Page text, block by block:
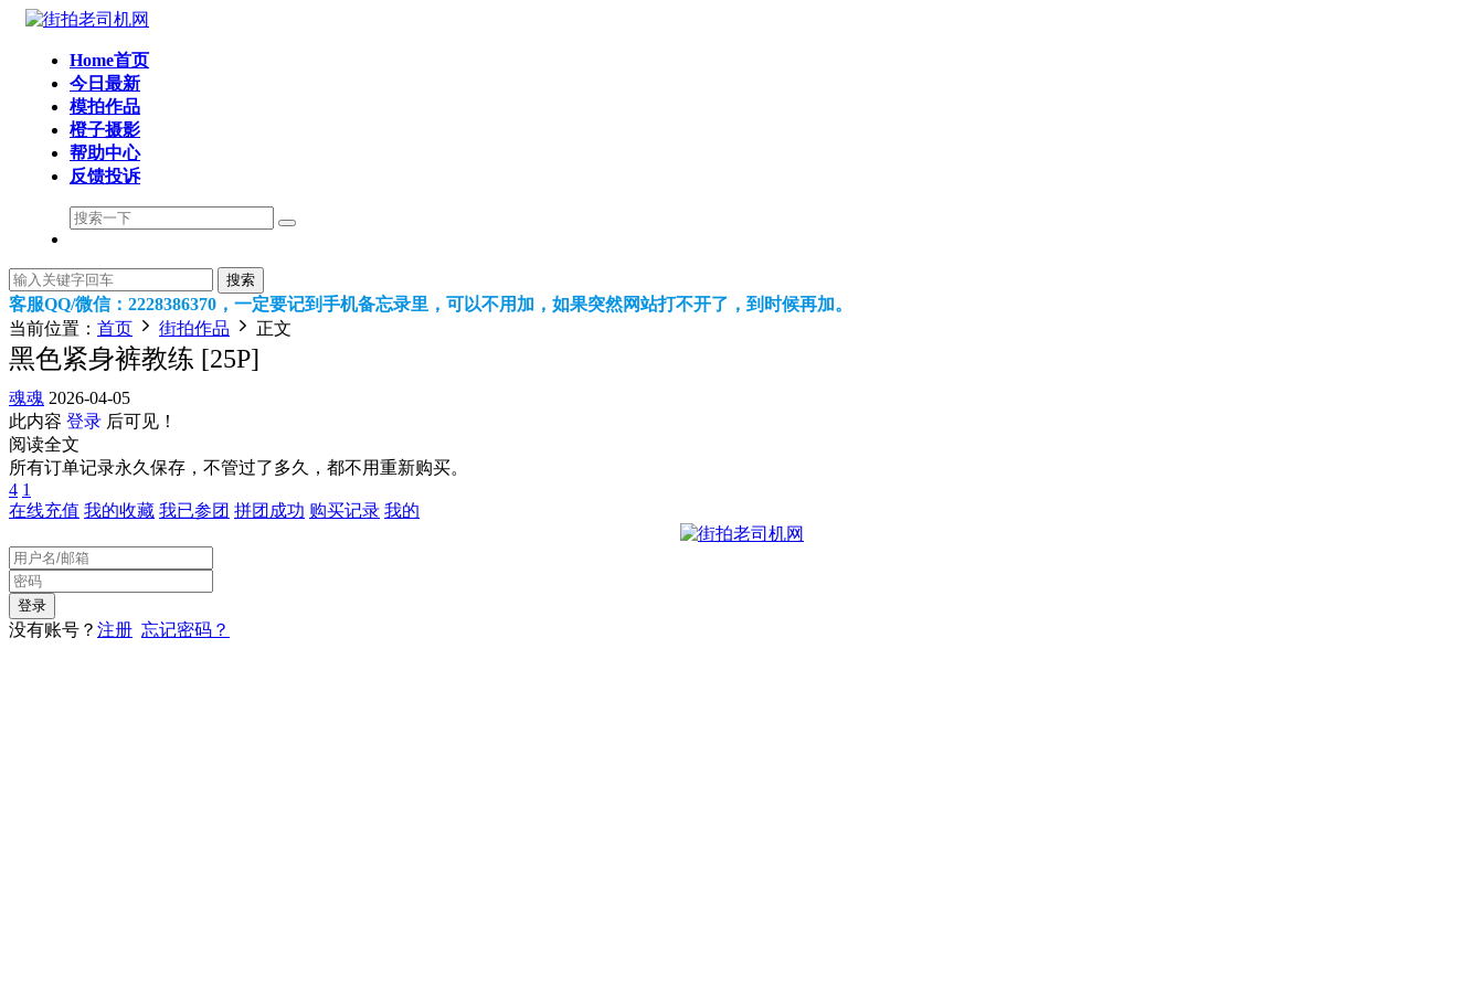
Home首页
今日最新
模拍作品
橙子摄影
帮助中心
反馈投诉
搜索
客服QQ/微信：2228386370，一定要记到手机备忘录里，可以不用加，如果突然网站打不开了，到时候再加。
当前位置： 首页 街拍作品 正文
黑色紧身裤教练 [25P]
魂魂 2026-04-05
此内容 登录 后可见！
阅读全文
所有订单记录永久保存，不管过了多久，都不用重新购买。
4 1
在线充值 我的收藏 我已参团 拼团成功 购买记录 我的
没有账号？ 注册 忘记密码？